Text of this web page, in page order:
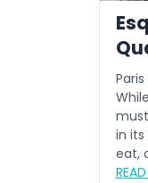
in its
eat,